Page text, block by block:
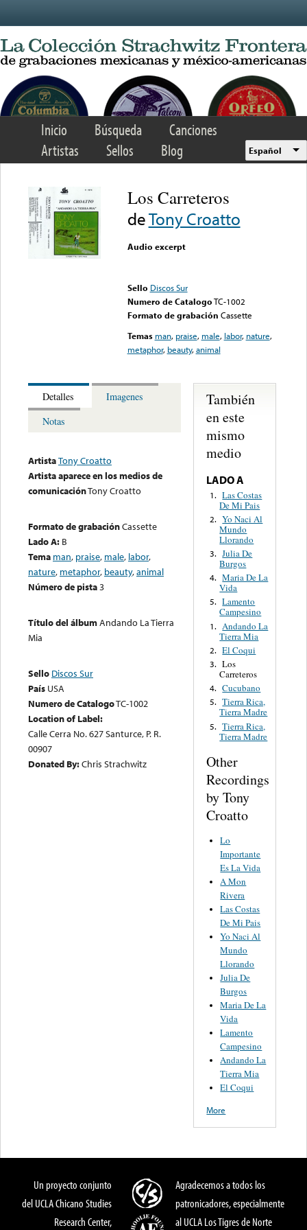
Inicio Búsqueda
Canciones
Artistas
Sellos Blog Español
Los Carreteros
deTony Croatto
Audio excerpt
Sello Discos Sur
Numero de CatalogoTC-1002
Formato de grabación Cassette
Temas man, praise, male, labor, nature,
metaphor, beauty,animal
Detalles
Imagenes
Notas
ArtistaTony Croatto
Artista aparece en los medios de
comunicaciónTony Croatto
Formato de grabaciónCassette
Lado A: B
Tema man, praise, male, labor,
nature, metaphor, beauty,animal
Número de pista3
Título del álbumAndando La Tierra
Mia
Sello Discos Sur
País USA
Numero de CatalogoTC-1002
Location of Label:
Calle Cerra No. 627 Santurce, P. R.
00907
Donated By:Chris Strachwitz
También
en este
mismo
medio
LADO A
1. Las Costas
De Mi Pais
2. Yo Naci Al
Mundo
Llorando
3. Julia De
Burgos
4. Maria De La
Vida
5. Lamento
Campesino
1. Andando La
Tierra Mia
2. El Coqui
3. Los
Carreteros
4. Cucubano
5. Tierra Rica,
Tierra Madre
5. Tierra Rica,
Tierra Madre
Other
Recordings
by Tony
Croatto
Lo
Importante
Es La Vida
A Mon
Rivera
Las Costas
De Mi Pais
Yo Naci Al
Mundo
Llorando
Julia De
Burgos
Maria De La
Vida
Lamento
Campesino
Andando La
Tierra Mia
El Coqui
More
Un proyecto conjunto
del UCLA Chicano Studies
Research Center,
Agradecemos a todos los
patronicadores, especialmente
al UCLA Los Tigres de Norte